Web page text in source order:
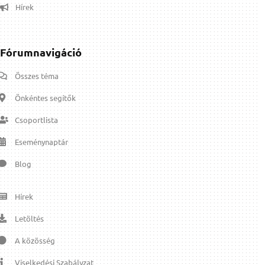
Hírek
Fórumnavigáció
Összes téma
Önkéntes segítők
Csoportlista
Eseménynaptár
Blog
Hírek
Letöltés
A közösség
Viselkedési Szabályzat